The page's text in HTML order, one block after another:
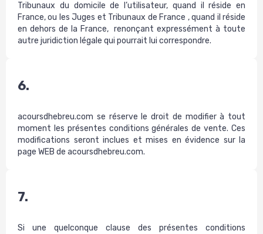
Tribunaux du domicile de l’utilisateur, quand il réside en
France, ou les Juges et Tribunaux de France , quand il réside
en dehors de la France, renonçant expressément à toute
autre juridiction légale qui pourrait lui correspondre.
6.
acoursdhebreu.com se réserve le droit de modifier à tout
moment les présentes conditions générales de vente. Ces
modifications seront inclues et mises en évidence sur la
page WEB de acoursdhebreu.com.
7.
Si une quelconque clause des présentes conditions